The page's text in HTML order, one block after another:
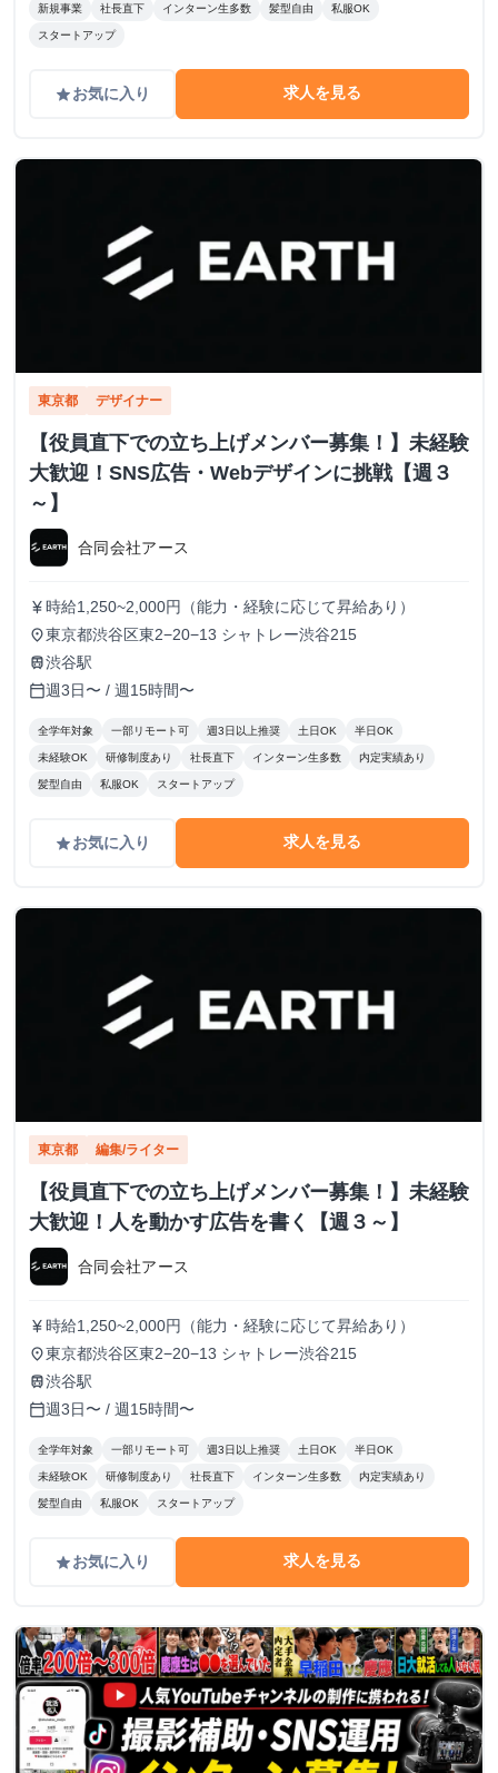
新規事業 社長直下 インターン生多数 髪型自由 私服OK
スタートアップ
gradeお気に入り 求人を見る
東京都 デザイナー
【役員直下での立ち上げメンバー募集！】未経験
大歓迎！SNS広告・Webデザインに挑戦【週３
～】
合同会社アース
currency_yen 時給1,250~2,000円（能力・経験に応じて昇給あり）
place東京都渋谷区東2−20−13 シャトレー渋谷215
train渋谷駅
calendar_today週3日〜 / 週15時間〜
全学年対象 一部リモート可 週3日以上推奨 土日OK 半日OK
未経験OK 研修制度あり 社長直下 インターン生多数 内定実績あり
髪型自由 私服OK スタートアップ
gradeお気に入り 求人を見る
東京都 編集/ライター
【役員直下での立ち上げメンバー募集！】未経験
大歓迎！人を動かす広告を書く【週３～】
合同会社アース
currency_yen 時給1,250~2,000円（能力・経験に応じて昇給あり）
place東京都渋谷区東2−20−13 シャトレー渋谷215
train渋谷駅
calendar_today週3日〜 / 週15時間〜
全学年対象 一部リモート可 週3日以上推奨 土日OK 半日OK
未経験OK 研修制度あり 社長直下 インターン生多数 内定実績あり
髪型自由 私服OK スタートアップ
gradeお気に入り 求人を見る